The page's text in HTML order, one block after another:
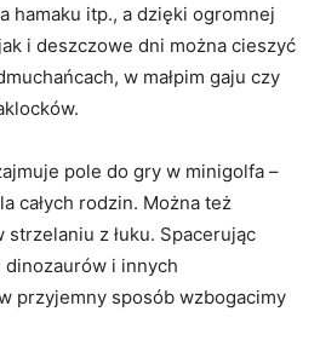
hamaku itp., a dzięki ogromnej
i deszczowe dni można cieszyć
w małpim gaju czy
pole do gry w minigolfa –
całych rodzin. Można też
strzelaniu z łuku. Spacerując
dinozaurów i innych
przyjemny sposób wzbogacimy